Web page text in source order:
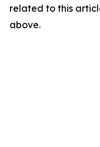
related to this
above.